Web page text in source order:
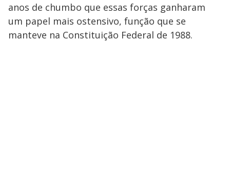
anos de chumbo que essas forças ganharam
um papel mais ostensivo, função que se
manteve na Constituição Federal de 1988.